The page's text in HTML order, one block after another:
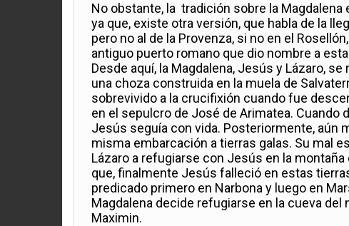
No obstante, la tradición sobre la
ya que, existe otra versión, que habla de la
pero no al de la Provenza, si no en el
antiguo puerto romano que dio nombre a
Desde aquí, la Magdalena, Jesús y Lázaro,
una choza construida en la muela de
sobrevivido a la crucifixión cuando fue
en el sepulcro de José de Arimatea.
Jesús seguía con vida. Posteriormente, aún
misma embarcación a tierras galas. Su mal
Lázaro a refugiarse con Jesús en la
que, finalmente Jesús falleció en estas
predicado primero en Narbona y luego en
Magdalena decide refugiarse en la cueva
Maximin.